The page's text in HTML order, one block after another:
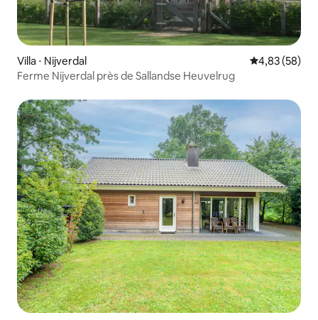
Villa ⋅ Nijverdal Évaluation
4,83 (58)
Ferme Nijverdal près de Sallandse Heuvelrug